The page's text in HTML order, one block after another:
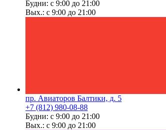
Будни: с 9:00 до 21:00
Вых.: с 9:00 до 21:00
пр. Авиаторов Балтики, д. 5
+7 (812) 980-08-88
Будни: с 9:00 до 21:00
Вых.: с 9:00 до 21:00